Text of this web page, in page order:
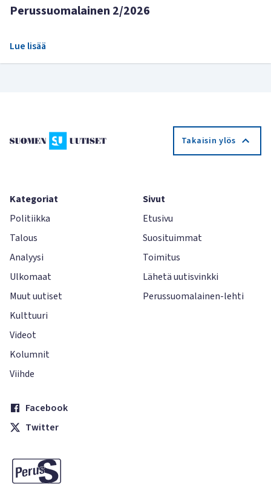
Perussuomalainen 2/2026
Lue lisää
Takaisin ylös
Kategoriat
Politiikka
Talous
Analyysi
Ulkomaat
Muut uutiset
Kulttuuri
Videot
Kolumnit
Viihde
Sivut
Etusivu
Suosituimmat
Toimitus
Lähetä uutisvinkki
Perussuomalainen-lehti
Facebook
Twitter